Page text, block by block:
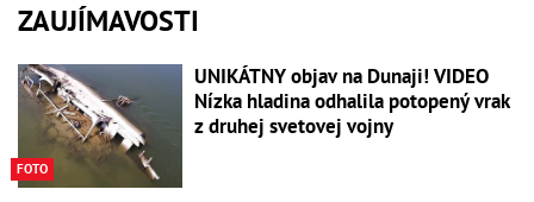
ZAUJÍMAVOSTI
FOTO
UNIKÁTNY objav na Dunaji! VIDEO
Nízka hladina odhalila potopený vrak
z druhej svetovej vojny